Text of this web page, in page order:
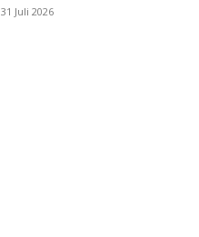
31 Juli 2026